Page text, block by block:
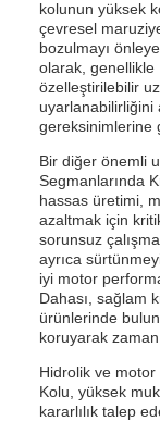
kolunun yüksek
çevresel
bozulmayı
olarak, genellikle
özelleştirilebilir
uyarlanabilirliğini
gereksinimlerine
Bir diğer önemli
Segmanlarında
hassas üretimi,
azaltmak için
sorunsuz
ayrıca
iyi motor
Dahası, sağlam
ürünlerinde
koruyarak
Hidrolik ve
Kolu, yüksek
kararlılık talep